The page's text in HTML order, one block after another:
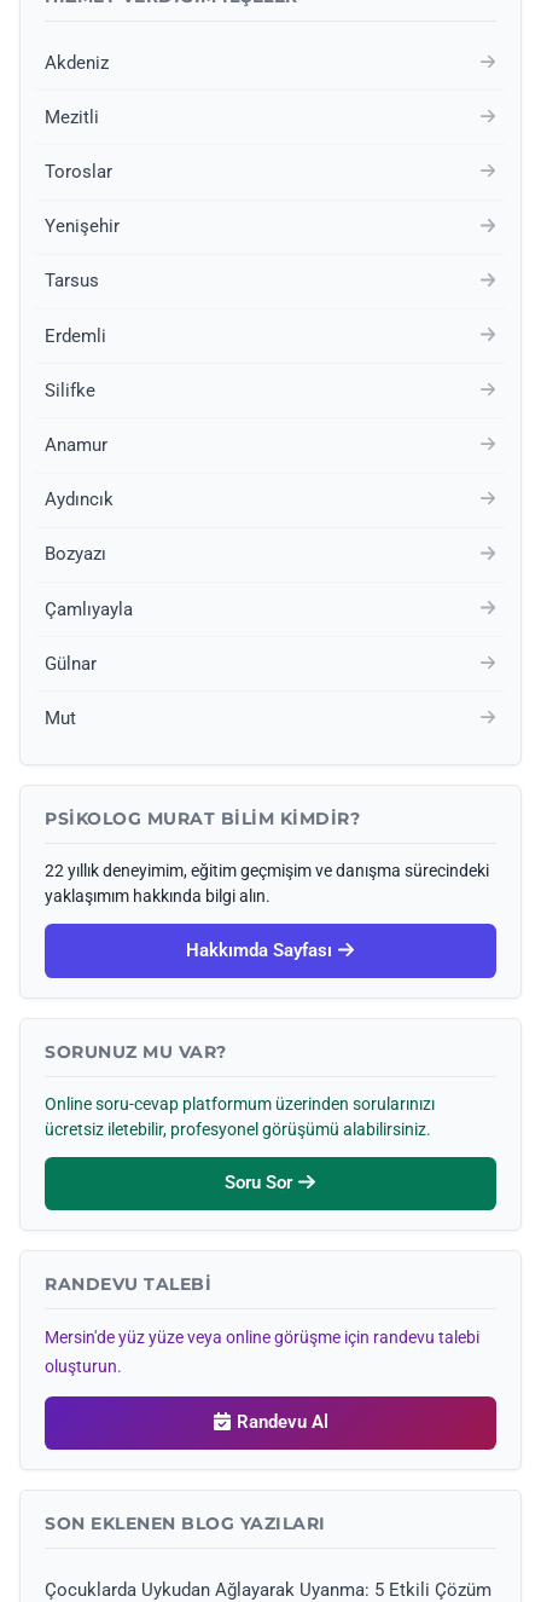
Akdeniz
Mezitli
Toroslar
Yenişehir
Tarsus
Erdemli
Silifke
Anamur
Aydıncık
Bozyazı
Çamlıyayla
Gülnar
Mut
PSIKOLOG MURAT BILIM KIMDIR?
22 yıllık deneyimim, eğitim geçmişim ve danışma sürecindeki
yaklaşımım hakkında bilgi alın.
Hakkımda Sayfası
SORUNUZ MU VAR?
Online soru-cevap platformum üzerinden sorularınızı
ücretsiz iletebilir, profesyonel görüşümü alabilirsiniz.
Soru Sor
RANDEVU TALEBI
Mersin'de yüz yüze veya online görüşme için randevu talebi
oluşturun.
Randevu Al
SON EKLENEN BLOG YAZILARI
Çocuklarda Uykudan Ağlayarak Uyanma: 5 Etkili Çözüm